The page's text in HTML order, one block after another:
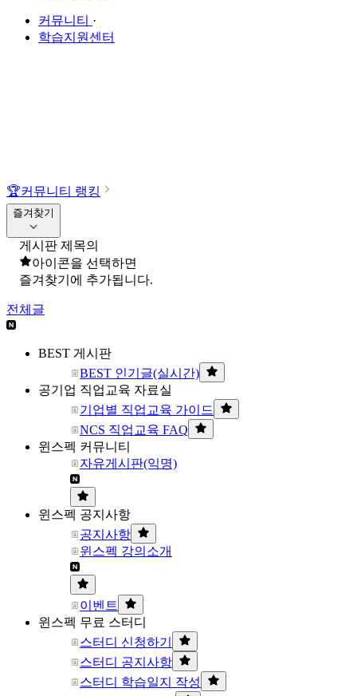
커뮤니티 ·
학습지원센터
🏆커뮤니티 랭킹
즐겨찾기
게시판 제목의
아이콘을 선택하면
즐겨찾기에 추가됩니다.
전체글
BEST 게시판
BEST 인기글(실시간)
공기업 직업교육 자료실
기업별 직업교육 가이드
NCS 직업교육 FAQ
윈스펙 커뮤니티
자유게시판(익명)
윈스펙 공지사항
공지사항
윈스펙 강의소개
이벤트
윈스펙 무료 스터디
스터디 신청하기
스터디 공지사항
스터디 학습일지 작성